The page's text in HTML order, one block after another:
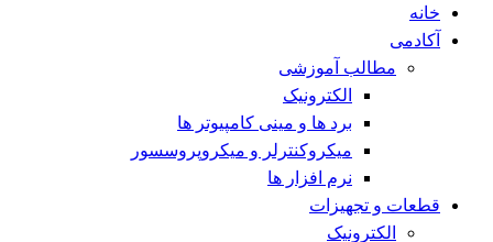
خانه
آکادمی
مطالب آموزشی
الکترونیک
برد ها و مینی کامپیوتر ها
میکروکنترلر و میکروپروسسور
نرم افزار ها
قطعات و تجهیزات
الکترونیک